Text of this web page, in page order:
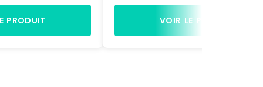
être montée.
et de 2 bras
structure est
PRODUIT
la photo, prête à être montée.
Equipée de 4 étagères et de 2
de suspension, cette structure
VOIR LE PRODUIT